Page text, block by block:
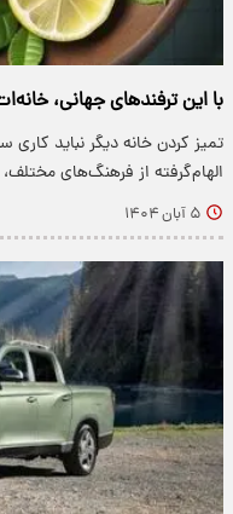
با این ترفندهای جهانی،
تمیز کردن خانه دیگر نباید
الهام‌گرفته از فرهنگ‌های
۵ آبان ۱۴۰۴